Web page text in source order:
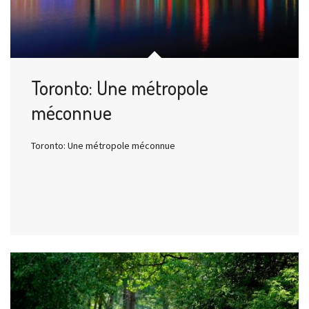
Toronto: Une métropole
méconnue
Toronto: Une métropole méconnue